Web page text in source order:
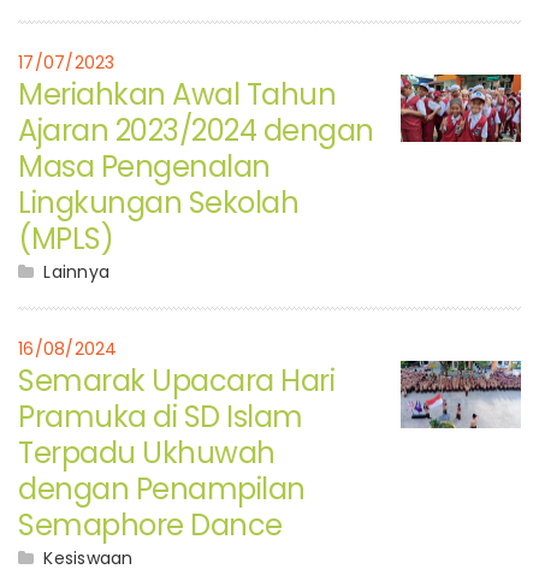
17/07/2023
Meriahkan Awal Tahun
Ajaran 2023/2024 dengan
Masa Pengenalan
Lingkungan Sekolah
(MPLS)
Lainnya
16/08/2024
Semarak Upacara Hari
Pramuka di SD Islam
Terpadu Ukhuwah
dengan Penampilan
Semaphore Dance
Kesiswaan